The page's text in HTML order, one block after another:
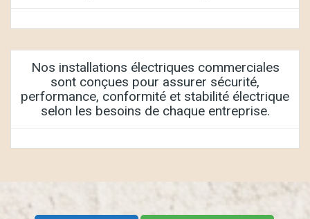
Nos installations électriques commerciales
sont conçues pour assurer sécurité,
performance, conformité et stabilité électrique
selon les besoins de chaque entreprise.